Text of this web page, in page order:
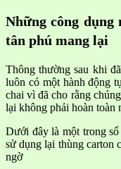
Những công dụng
tân phú mang lại
Thông thường sau khi
luôn có một hành động
chai vì đã cho rằng
lại không phải hoàn toàn
Dưới đây là một trong
sử dụng lại thùng carton
ngờ